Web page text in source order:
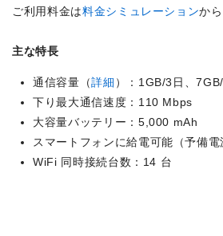
ご利用料金は料金シミュレーションか
主な特長
通信容量（詳細 ）：1GB/3日、
下り最大通信速度：110 Mbps
大容量バッテリー：5,000 mAh
スマートフォンに給電可能（予備電
WiFi 同時接続台数：14 台